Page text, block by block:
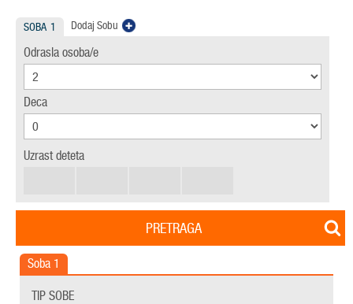
SOBA 1 Dodaj Sobu
Odrasla osoba/e
Deca
Uzrast deteta
PRETRAGA
Soba 1
TIP SOBE